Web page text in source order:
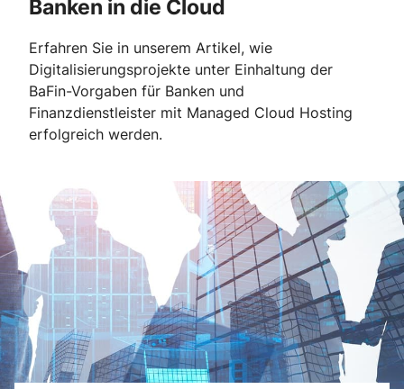
Banken in die Cloud
Erfahren Sie in unserem Artikel, wie
Digitalisierungsprojekte unter Einhaltung der
BaFin-Vorgaben für Banken und
Finanzdienstleister mit Managed Cloud Hosting
erfolgreich werden.